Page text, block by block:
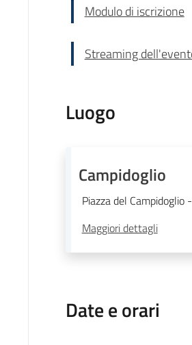
Modulo di iscrizione
Streaming
Luogo
Campidoglio
Piazza del
Maggiori dettagli
Date e orari